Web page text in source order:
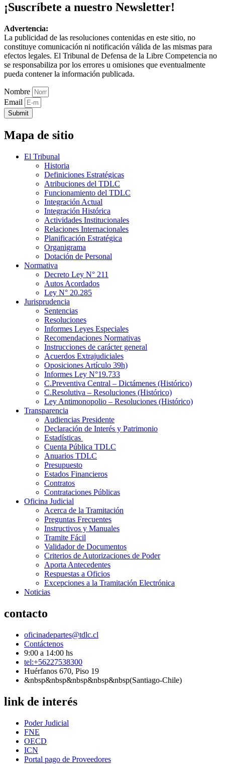
¡Suscríbete a nuestro Newsletter!
Advertencia:
La publicidad de las resoluciones contenidas en este sitio, no
constituye comunicación ni notificación válida de las mismas para
efectos legales. El Tribunal de Defensa de la Libre Competencia no
se responsabiliza por los errores u omisiones que eventualmente
pueda contener la información publicada.
Nombre
Email
Submit
Mapa de sitio
El Tribunal
Historia
Definiciones Estratégicas
Atribuciones del TDLC
Funcionamiento del TDLC
Integración Actual
Integración Histórica
Actividades Institucionales
Relaciones Internacionales
Planificación Estratégica
Organigrama
Dotación de Personal
Normativa
Decreto Ley N° 211
Autos Acordados
Ley N° 20.285
Jurisprudencia
Sentencias
Resoluciones
Informes Leyes Especiales
Recomendaciones Normativas
Instrucciones de carácter general
Acuerdos Extrajudiciales
Oposiciones Artículo 39h)
Informes Ley N°19.733
C.Preventiva Central – Dictámenes (Histórico)
C.Resolutiva – Resoluciones (Histórico)
Ley Antimonopolio – Resoluciones (Histórico)
Transparencia
Audiencias Presidente
Declaración de Interés y Patrimonio
Estadísticas
Cuenta Pública TDLC
Anuarios TDLC
Presupuesto
Estados Financieros
Contratos
Contrataciones Públicas
Oficina Judicial
Acerca de la Tramitación
Preguntas Frecuentes
Instructivos y Manuales
Tramite Fácil
Validador de Documentos
Criterios de Autorizaciones de Poder
Aporta Antecedentes
Respuestas a Oficios
Excepciones a la Tramitación Electrónica
Noticias
contacto
oficinadepartes@tdlc.cl
Contáctenos
9:00 a 14:00 hs
tel:+56227538300
Huérfanos 670, Piso 19
&nbsp&nbsp&nbsp&nbsp&nbsp(Santiago-Chile)
link de interés
Poder Judicial
FNE
OECD
ICN
Portal pago de Proveedores